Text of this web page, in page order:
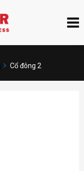
Cổ đông 2